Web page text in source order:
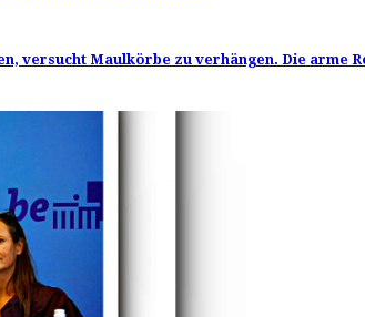
versucht Maulkörbe zu verhängen. Die arme